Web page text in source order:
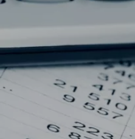
Cias aéreas
Tarifas
Como chegar
Guia do passageiro